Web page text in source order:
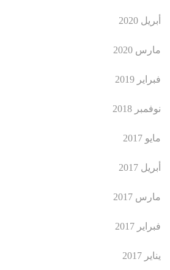
أبريل 2020
مارس 2020
فبراير 2019
نوفمبر 2018
مايو 2017
أبريل 2017
مارس 2017
فبراير 2017
يناير 2017